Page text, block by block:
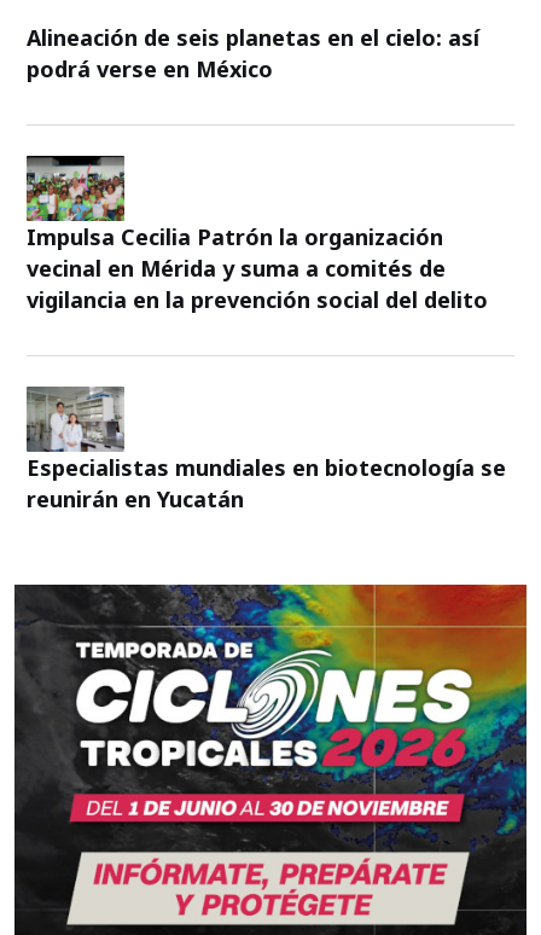
Alineación de seis planetas en el cielo: así
podrá verse en México
Impulsa Cecilia Patrón la organización
vecinal en Mérida y suma a comités de
vigilancia en la prevención social del delito
Especialistas mundiales en biotecnología se
reunirán en Yucatán